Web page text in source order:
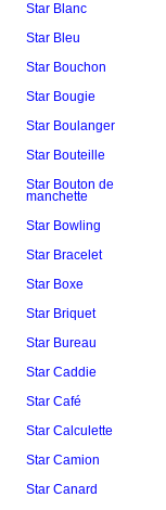
Star Blanc
Star Bleu
Star Bouchon
Star Bougie
Star Boulanger
Star Bouteille
Star Bouton de
manchette
Star Bowling
Star Bracelet
Star Boxe
Star Briquet
Star Bureau
Star Caddie
Star Café
Star Calculette
Star Camion
Star Canard